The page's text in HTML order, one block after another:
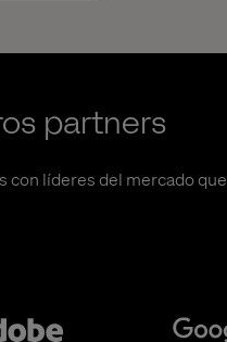
partners
con líderes del mercado